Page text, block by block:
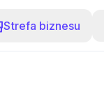
Strefa biznesu